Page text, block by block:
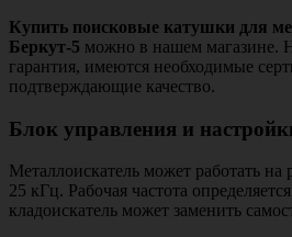
Купить поисковые катушки для
Беркут-5 можно в нашем магазине.
гарантия, имеются необходимые
подтверждающие качество.
Блок управления и
Металлоискатель может работать на
25 кГц. Рабочая частота
кладоискатель может заменить